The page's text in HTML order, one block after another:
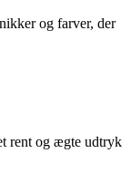
og farver, der
rent og ægte udtryk